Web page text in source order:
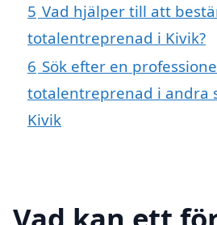
5 Vad hjälper till att
totalentreprenad i Kivik?
6 Sök efter en
totalentreprenad i andra
Kivik